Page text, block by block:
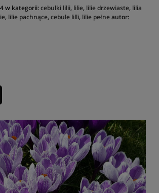
w kategorii:cebulki lilii, lilie, lilie drzewiaste, lilia
, lilie pachnące, cebule lilli, lilie pełneautor: